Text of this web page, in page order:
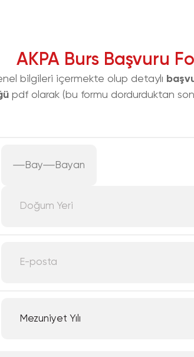
AKPA Burs Başvuru
bilgileri içermekte olup detaylı
pdf olarak (bu formu dordurduktan
Bay Bayan